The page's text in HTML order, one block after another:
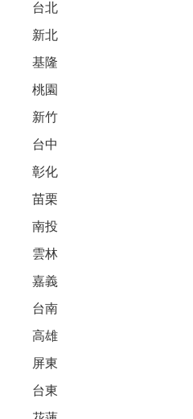
台北
新北
基隆
桃園
新竹
台中
彰化
苗栗
南投
雲林
嘉義
台南
高雄
屏東
台東